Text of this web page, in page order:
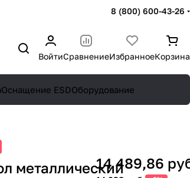
8 (800) 600-43-26
ВойтиСравнениеИзбранноеКорзина
Оснащение ESDОборудование
металлический14 489,86